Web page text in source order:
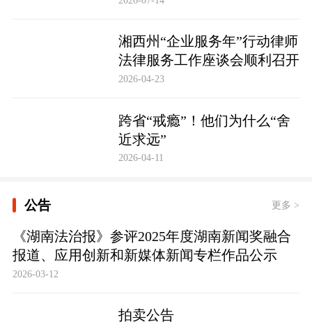
湘西州“企业服务年”行动律师
法律服务工作座谈会顺利召开
2026-04-23
跨省“戒瘾”！他们为什么“舍
近求远”
2026-04-11
公告 更多 >
《湖南法治报》参评2025年度湖南新闻奖融合
报道、应用创新和新媒体新闻专栏作品公示
2026-03-12
拍卖公告